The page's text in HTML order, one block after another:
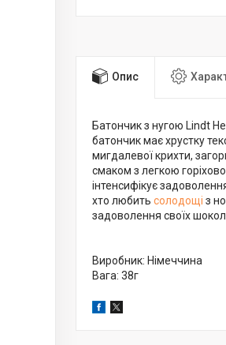
Опис
Батончик з нугою Lindt
батончик має хрустку
мигдалевої крихти,
смаком з легкою
інтенсифікує
хто любить солодощі з
задоволення своїх
Виробник: Німеччина
Вага: 38г